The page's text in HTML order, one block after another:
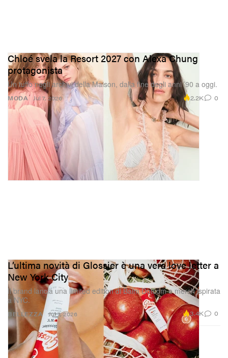
MODA
Chloé svela la Resort 2027 con Alexa Chung
protagonista
Un tuffo negli archivi della Maison, dalla fine degli anni ’90 a oggi.
Jul 7, 2026 2.2K 0
BELLEZZA
L’ultima novità di Glossier è una vera love letter a
New York City
Il brand lancia una limited edition di Balm Dotcom e merch ispirata
a NYC.
Jul 7, 2026 3.4K 0